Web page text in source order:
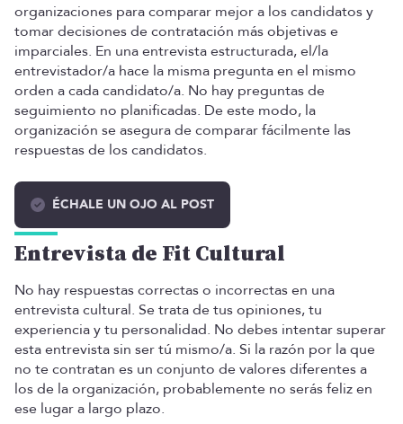
organizaciones para comparar mejor a los candidatos y
tomar decisiones de contratación más objetivas e
imparciales. En una entrevista estructurada, el/la
entrevistador/a hace la misma pregunta en el mismo
orden a cada candidato/a. No hay preguntas de
seguimiento no planificadas. De este modo, la
organización se asegura de comparar fácilmente las
respuestas de los candidatos.
ÉCHALE UN OJO AL POST
Entrevista de Fit Cultural
No hay respuestas correctas o incorrectas en una
entrevista cultural. Se trata de tus opiniones, tu
experiencia y tu personalidad. No debes intentar superar
esta entrevista sin ser tú mismo/a. Si la razón por la que
no te contratan es un conjunto de valores diferentes a
los de la organización, probablemente no serás feliz en
ese lugar a largo plazo.